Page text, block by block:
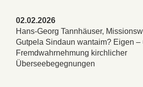
02.02.2026
Hans-Georg Tannhäuser,
Gutpela Sindaun wantaim? Eigen –
Fremdwahrnehmung kirchlicher
Überseebegegnungen